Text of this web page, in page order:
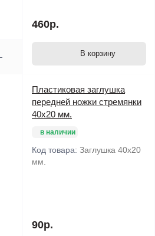
460р.
В корзину
Пластиковая заглушка
передней ножки стремянки
40х20 мм.
в наличии
Код товара: Заглушка 40х20
мм.
90р.